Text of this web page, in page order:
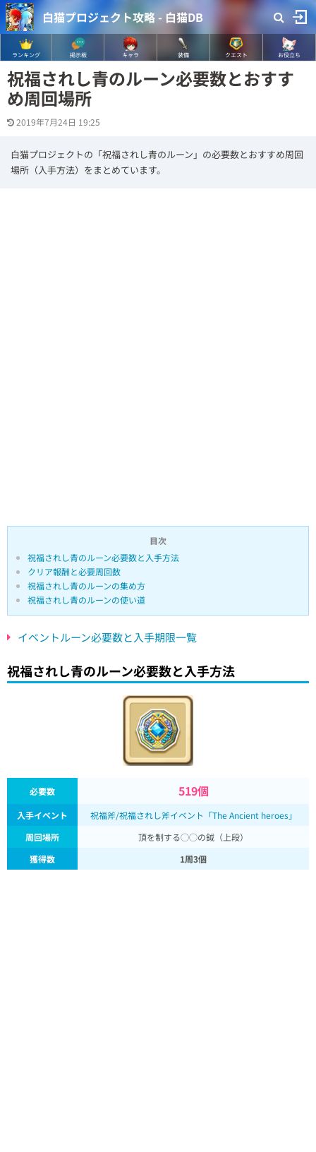
白猫プロジェクト攻略 - 白猫DB
ランキング 掲示板 キャラ 装備 クエスト お役立ち
祝福されし青のルーン必要数とおすす
め周回場所
2019年7月24日 19:25
白猫プロジェクトの「祝福されし青のルーン」の必要数とおすすめ周回
場所（入手方法）をまとめています。
目次
祝福されし青のルーン必要数と入手方法
クリア報酬と必要周回数
祝福されし青のルーンの集め方
祝福されし青のルーンの使い道
イベントルーン必要数と入手期限一覧
祝福されし青のルーン必要数と入手方法
必要数 519個
入手イベント
祝福斧/祝福されし斧イベント「The Ancient heroes」
周回場所
頂を制する◯◯の鉞（上段）
獲得数
1周3個